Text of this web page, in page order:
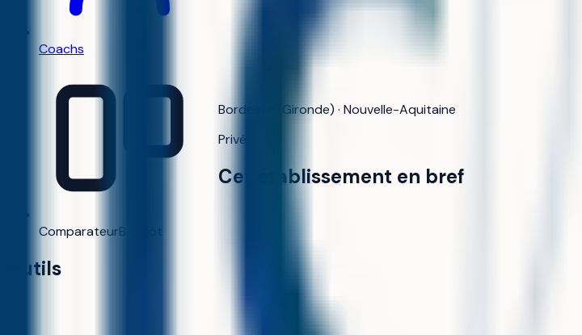
Coachs
ComparateurBientôt
Outils
Bordeaux (Gironde) · Nouvelle-Aquitaine
Privé
Cet établissement en bref